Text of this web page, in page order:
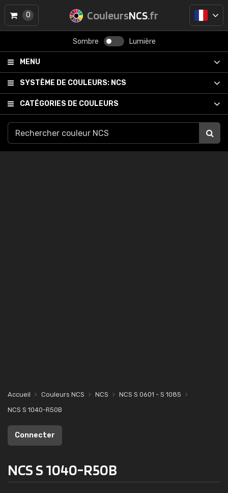
CouleursNCS.fr
Sombre Lumière
MENU
SYSTÈME DE COULEURS: NCS
CATÉGORIES DE COULEURS
0
Accueil Couleurs NCS NCS
NCS S 0601 - S 1085
NCS S 1040-R50B
Connecter
NCS S 1040-R50B